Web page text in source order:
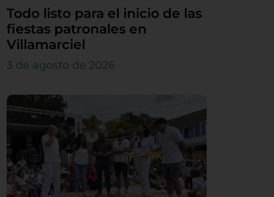
Todo listo para el inicio de las
fiestas patronales en
Villamarciel
3 de agosto de 2026